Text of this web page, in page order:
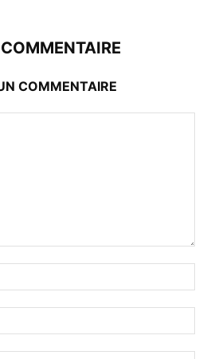
COMMENTAIRE